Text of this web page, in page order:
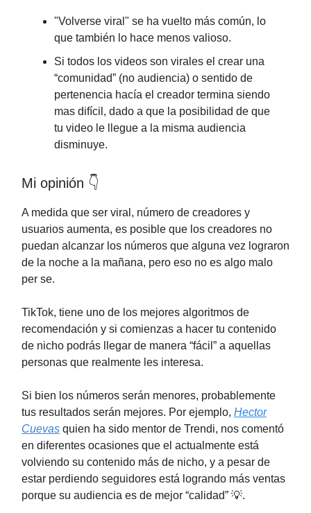
"Volverse viral" se ha vuelto más común, lo
que también lo hace menos valioso.
Si todos los videos son virales el crear una
“comunidad” (no audiencia) o sentido de
pertenencia hacía el creador termina siendo
mas difícil, dado a que la posibilidad de que
tu video le llegue a la misma audiencia
disminuye.
Mi opinión 👇
A medida que ser viral, número de creadores y
usuarios aumenta, es posible que los creadores no
puedan alcanzar los números que alguna vez lograron
de la noche a la mañana, pero eso no es algo malo
per se.
TikTok, tiene uno de los mejores algoritmos de
recomendación y si comienzas a hacer tu contenido
de nicho podrás llegar de manera “fácil” a aquellas
personas que realmente les interesa.
Si bien los números serán menores, probablemente
tus resultados serán mejores. Por ejemplo, Hector
Cuevas quien ha sido mentor de Trendi, nos comentó
en diferentes ocasiones que el actualmente está
volviendo su contenido más de nicho, y a pesar de
estar perdiendo seguidores está logrando más ventas
porque su audiencia es de mejor “calidad” 💡.